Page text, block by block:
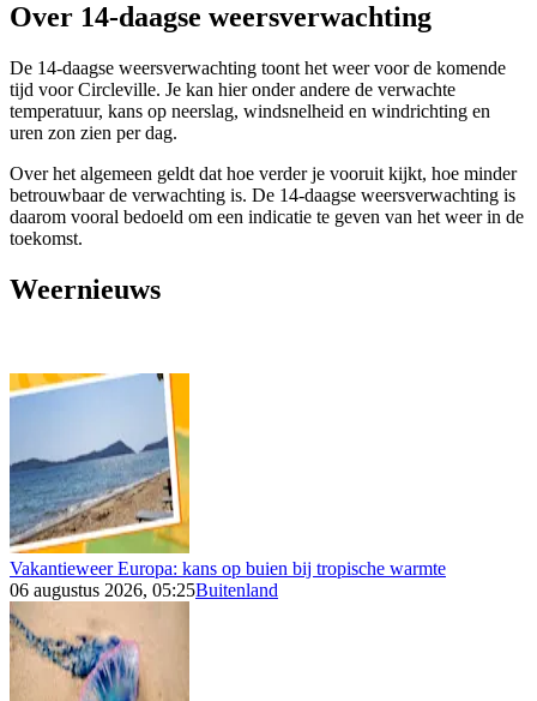
Over 14-daagse weersverwachting
De 14-daagse weersverwachting toont het weer voor de komende
tijd voor Circleville. Je kan hier onder andere de verwachte
temperatuur, kans op neerslag, windsnelheid en windrichting en
uren zon zien per dag.
Over het algemeen geldt dat hoe verder je vooruit kijkt, hoe minder
betrouwbaar de verwachting is. De 14-daagse weersverwachting is
daarom vooral bedoeld om een indicatie te geven van het weer in de
toekomst.
Weernieuws
Vakantieweer Europa: kans op buien bij tropische warmte
06 augustus 2026, 05:25Buitenland